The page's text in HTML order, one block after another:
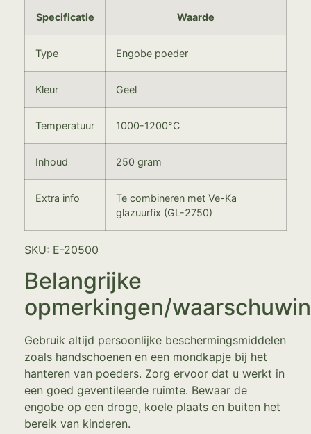
Specificatie Waarde
Type Engobe poeder
Kleur Geel
Temperatuur 1000-1200°C
Inhoud 250 gram
Extra info
Te combineren met Ve-Ka
glazuurfix (GL-2750)
SKU: E-20500
Belangrijke
opmerkingen/
Gebruik altijd persoonlijke beschermingsmiddelen
zoals handschoenen en een mondkapje bij het
hanteren van poeders. Zorg ervoor dat u werkt in
een goed geventileerde ruimte. Bewaar de
engobe op een droge, koele plaats en buiten het
bereik van kinderen.